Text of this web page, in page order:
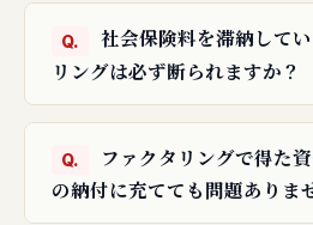
社会保険料を滞納して
リングは必ず断られますか？
ファクタリングで得た
の納付に充てても問題ありま